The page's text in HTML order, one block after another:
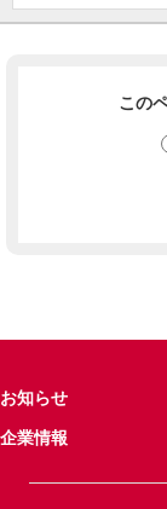
この
お知らせ
企業情報